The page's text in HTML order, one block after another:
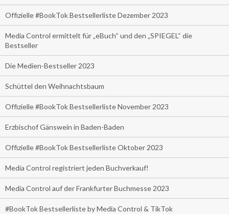
Offizielle #BookTok Bestsellerliste Dezember 2023
Media Control ermittelt für „eBuch“ und den „SPIEGEL“ die
Bestseller
Die Medien-Bestseller 2023
Schüttel den Weihnachtsbaum
Offizielle #BookTok Bestsellerliste November 2023
Erzbischof Gänswein in Baden-Baden
Offizielle #BookTok Bestsellerliste Oktober 2023
Media Control registriert jeden Buchverkauf!
Media Control auf der Frankfurter Buchmesse 2023
#BookTok Bestsellerliste by Media Control & TikTok